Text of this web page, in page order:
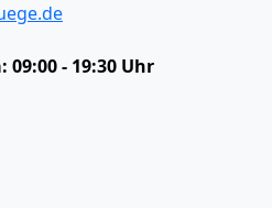
09:00 - 19:30 Uhr